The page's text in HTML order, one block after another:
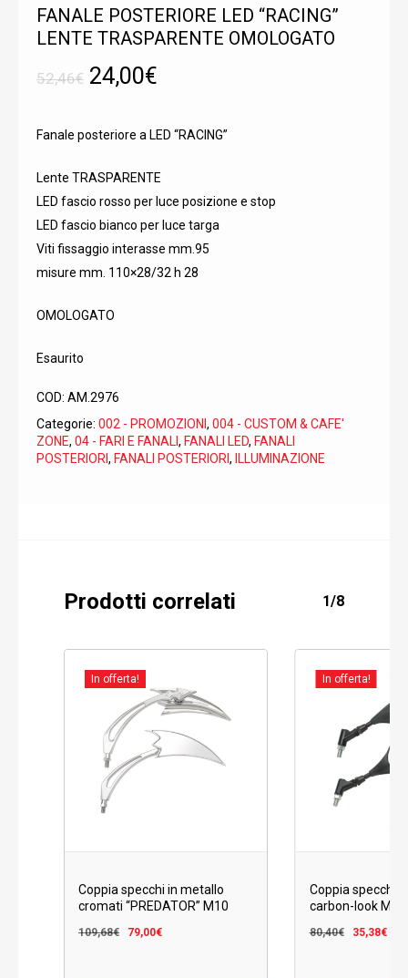
FANALE POSTERIORE LED “RACING”
LENTE TRASPARENTE OMOLOGATO
52,46€ Il
originale
52,46€.
24,00€
attuale
24,00€.
Fanale posteriore a LED “RACING”
Lente TRASPARENTE
LED fascio rosso per luce posizione e stop
LED fascio bianco per luce targa
Viti fissaggio interasse mm.95
misure mm. 110×28/32 h 28
OMOLOGATO
Esaurito
COD: AM.2976
Categorie: 002 - PROMOZIONI , 004 - CUSTOM & CAFE'
ZONE, 04 - FARI E FANALI , FANALI LED, FANALI
POSTERIORI , FANALI POSTERIORI , ILLUMINAZIONE
Prodotti correlati 1/8
In offerta!
Coppia specchi in metallo
cromati “PREDATOR” M10
109,68€
Il
79,00€Il
In offerta!
Coppia specchi
carbon-look M10
80,40€
Il
35,38€Il